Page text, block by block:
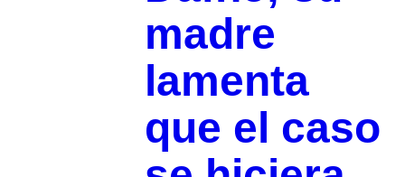
madre
lamenta
que el caso